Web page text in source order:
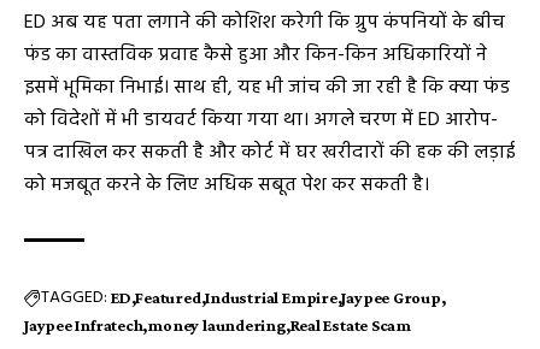
ED अब यह पता लगाने की कोशिश करेगी कि ग्रुप कंपनियों के बीच
फंड का वास्तविक प्रवाह कैसे हुआ और किन-किन अधिकारियों ने
इसमें भूमिका निभाई। साथ ही, यह भी जांच की जा रही है कि क्या फंड
को विदेशों में भी डायवर्ट किया गया था। अगले चरण में ED आरोप-
पत्र दाखिल कर सकती है और कोर्ट में घर खरीदारों की हक की लड़ाई
को मजबूत करने के लिए अधिक सबूत पेश कर सकती है।
TAGGED: ED Featured Industrial Empire Jaypee Group
Jaypee Infratech money laundering Real Estate Scam